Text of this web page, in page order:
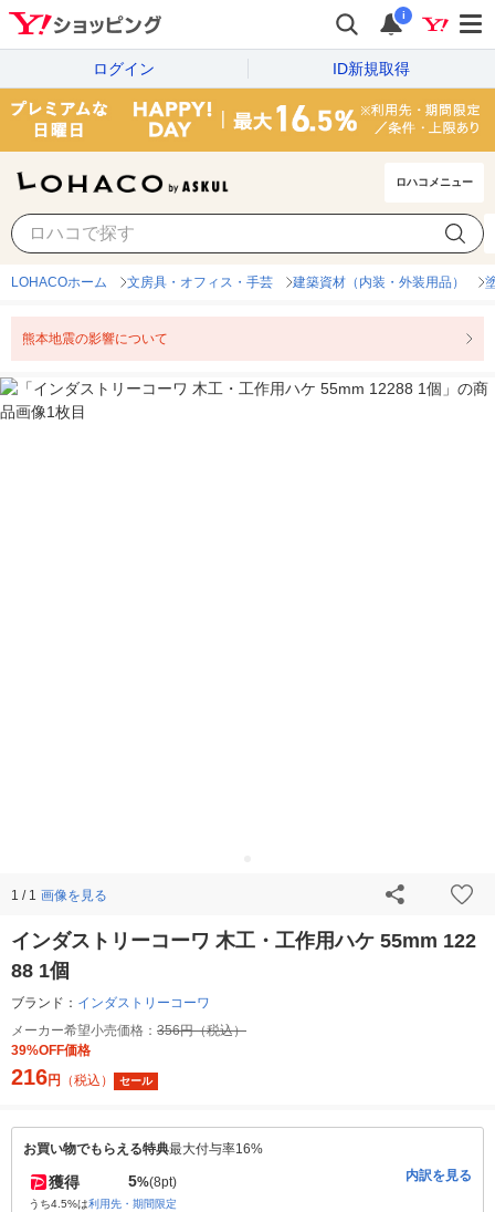
i
ログイン ID新規取得
ロハコメニュー
LOHACOホーム 文房具・オフィス・手芸 建築資材（内装・外装用品）
熊本地震の影響について
1 / 1 画像を見る
インダストリーコーワ 木工・工作用ハケ 55mm 122
88 1個
ブランド： インダストリーコーワ
メーカー希望小売価格： 356円（税込）
39%OFF価格
216円 （税込） セール
お買い物でもらえる特典最大付与率16%
獲得 5%(8pt)
うち4.5%は利用先・期間限定
内訳を見る